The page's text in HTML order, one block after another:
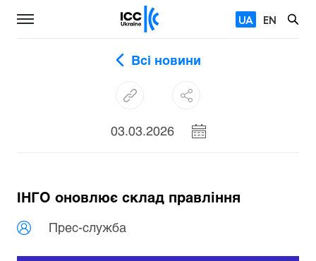
UA EN
Всі новини
03.03.2026
ІНГО оновлює склад правління
Прес-служба